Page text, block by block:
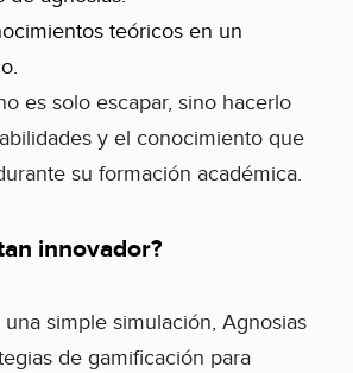
teóricos en un
es solo escapar, sino hacerlo
y el conocimiento que
su formación académica.
innovador?
una simple simulación, Agnosias
de gamificación para